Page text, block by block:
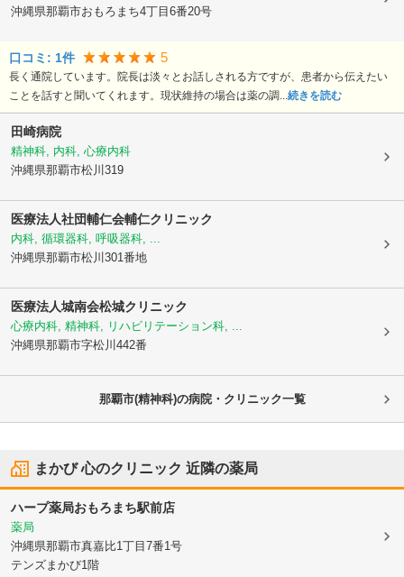
沖縄県那覇市おもろまち4丁目6番20号
口コミ: 1件 5
長く通院しています。院長は淡々とお話しされる方ですが、患者から伝えたい
ことを話すと聞いてくれます。現状維持の場合は薬の調...続きを読む
田崎病院
精神科, 内科, 心療内科
沖縄県那覇市松川319
医療法人社団輔仁会輔仁クリニック
内科, 循環器科, 呼吸器科, ...
沖縄県那覇市松川301番地
医療法人城南会松城クリニック
心療内科, 精神科, リハビリテーション科, ...
沖縄県那覇市字松川442番
那覇市(精神科)の病院・クリニック一覧
まかび 心のクリニック 近隣の薬局
ハープ薬局おもろまち駅前店
薬局
沖縄県那覇市真嘉比1丁目7番1号
テンズまかび1階